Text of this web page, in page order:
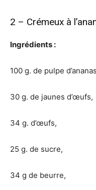
2 – Crémeux à
Ingrédients :
100 g. de pulpe
30 g. de jaunes d’œufs,
34 g. d’œufs,
25 g. de sucre,
34 g de beurre,